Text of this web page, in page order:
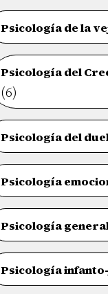
Psicología de la
Psicología del
(6)
Psicología del
Psicología
Psicología
Psicología